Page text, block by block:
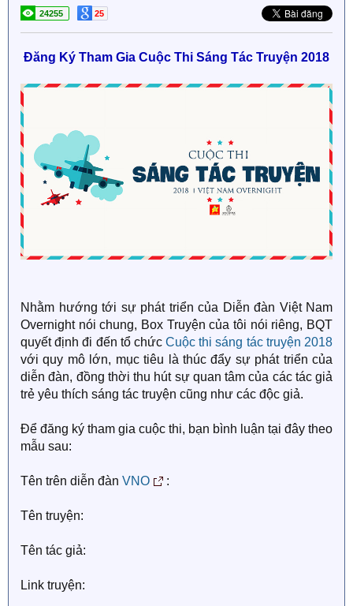
24255 25
Đăng Ký Tham Gia Cuộc Thi Sáng Tác Truyện 2018
Nhằm hướng tới sự phát triển của Diễn đàn Việt Nam
Overnight nói chung, Box Truyện của tôi nói riêng, BQT
quyết định đi đến tổ chứcCuộc thi sáng tác truyện 2018
với quy mô lớn, mục tiêu là thúc đẩy sự phát triển của
diễn đàn, đồng thời thu hút sự quan tâm của các tác giả
trẻ yêu thích sáng tác truyện cũng như các độc giả.
Để đăng ký tham gia cuộc thi, bạn bình luận tại đây theo
mẫu sau:
Tên trên diễn đàn VNO :
Tên truyện:
Tên tác giả:
Link truyện: